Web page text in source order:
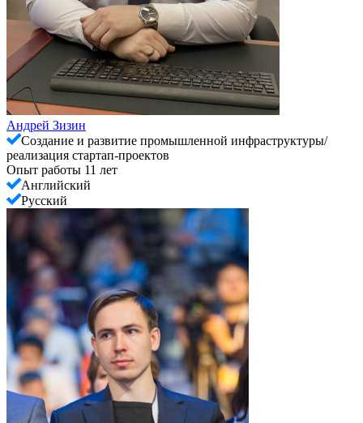
Андрей Зизин
Создание и развитие промышленной инфраструктуры/
реализация стартап-проектов
Опыт работы 11 лет
Английский
Русский